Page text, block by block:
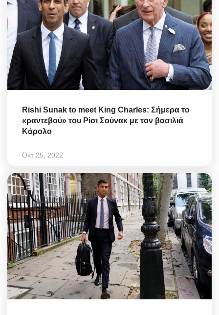
Rishi Sunak to meet King Charles: Σήμερα το
«ραντεβού» του Ρίσι Σούνακ με τον βασιλιά
Κάρολο
Οκτ 25, 2022